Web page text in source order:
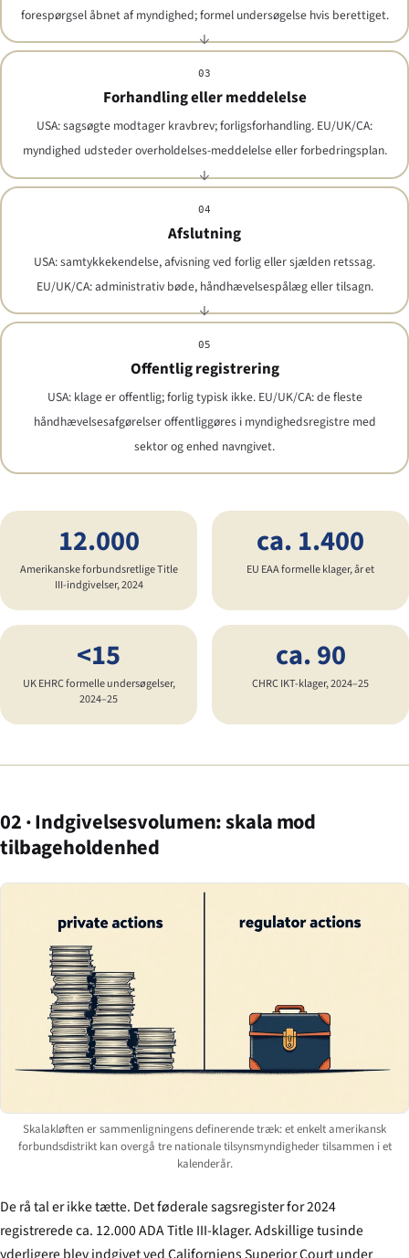
forespørgsel åbnet af myndighed; formel undersøgelse hvis berettiget.
03
Forhandling eller meddelelse
USA: sagsøgte modtager kravbrev; forligsforhandling. EU/UK/CA:
myndighed udsteder overholdelses-meddelelse eller forbedringsplan.
04
Afslutning
USA: samtykkekendelse, afvisning ved forlig eller sjælden retssag.
EU/UK/CA: administrativ bøde, håndhævelsespålæg eller tilsagn.
05
Offentlig registrering
USA: klage er offentlig; forlig typisk ikke. EU/UK/CA: de fleste
håndhævelsesafgørelser offentliggøres i myndighedsregistre med
sektor og enhed navngivet.
12.000
Amerikanske forbundsretlige Title
III-indgivelser, 2024
ca. 1.400
EU EAA formelle klager, år et
<15
UK EHRC formelle undersøgelser,
2024–25
ca. 90
CHRC IKT-klager, 2024–25
02 · Indgivelsesvolumen: skala mod
tilbageholdenhed
Skalakløften er sammenligningens definerende træk: et enkelt amerikansk
forbundsdistrikt kan overgå tre nationale tilsynsmyndigheder tilsammen i et
kalenderår.
De rå tal er ikke tætte. Det føderale sagsregister for 2024
registrerede ca. 12.000 ADA Title III-klager. Adskillige tusinde